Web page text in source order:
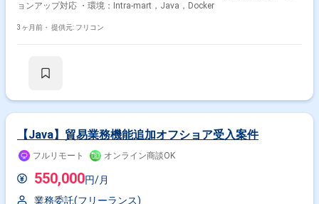
ョンアップ対応 ・環境：Intra-mart，Java，Docker
3ヶ月前・ 提供元: フリコン
【Java】貿易業務機能追加オフショア受入案件
フルリモート オンライン商談OK
550,000円/月
業務委託(フリーランス)